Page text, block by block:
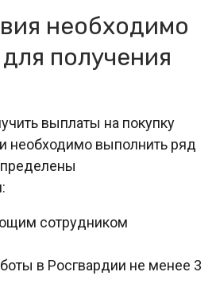
необходимо
получения
выплаты на покупку
необходимо выполнить ряд
сотрудником
в Росгвардии не менее 3